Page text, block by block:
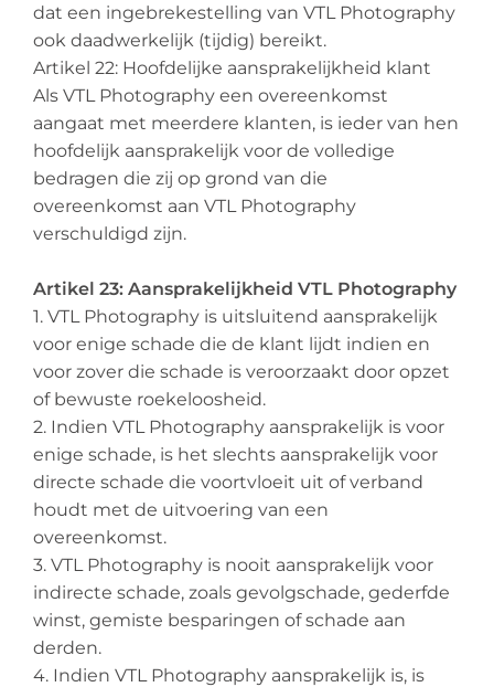
dat een ingebrekestelling van VTL Photography
ook daadwerkelijk (tijdig) bereikt.
Artikel 22: Hoofdelijke aansprakelijkheid klant
Als VTL Photography een overeenkomst
aangaat met meerdere klanten, is ieder van hen
hoofdelijk aansprakelijk voor de volledige
bedragen die zij op grond van die
overeenkomst aan VTL Photography
verschuldigd zijn.
Artikel 23: Aansprakelijkheid VTL Photography
1. VTL Photography is uitsluitend aansprakelijk
voor enige schade die de klant lijdt indien en
voor zover die schade is veroorzaakt door opzet
of bewuste roekeloosheid.
2. Indien VTL Photography aansprakelijk is voor
enige schade, is het slechts aansprakelijk voor
directe schade die voortvloeit uit of verband
houdt met de uitvoering van een
overeenkomst.
3. VTL Photography is nooit aansprakelijk voor
indirecte schade, zoals gevolgschade, gederfde
winst, gemiste besparingen of schade aan
derden.
4. Indien VTL Photography aansprakelijk is, is